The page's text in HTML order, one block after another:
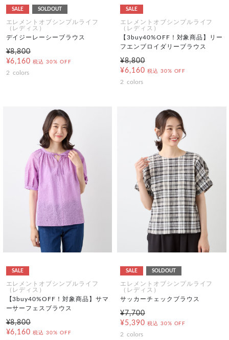
SALE SOLDOUT
エレメントオブシンプルライフ
（レディス）
デイジーレーシーブラウス
¥8,800
¥6,160 税込 30% OFF
2 colors
SALE
エレメントオブシンプルライフ
（レディス）
【3buy40%OFF！対象商品】リー
フエンブロイダリーブラウス
¥8,800
¥6,160 税込 30% OFF
2 colors
SALE
エレメントオブシンプルライフ
（レディス）
【3buy40%OFF！対象商品】サマ
ーサーフェスブラウス
¥8,800
¥6,160 税込 30% OFF
SALE SOLDOUT
エレメントオブシンプルライフ
（レディス）
サッカーチェックブラウス
¥7,700
¥5,390 税込 30% OFF
2 colors